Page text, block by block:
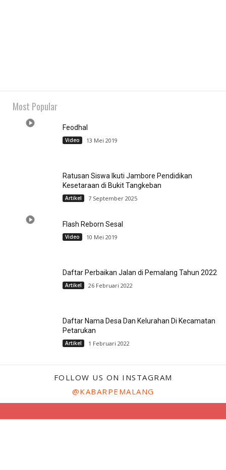
Most Popular
Feodhal
Video 13 Mei 2019
Ratusan Siswa Ikuti Jambore Pendidikan
Kesetaraan di Bukit Tangkeban
Artikel 7 September 2025
Flash Reborn Sesal
Video 10 Mei 2019
Daftar Perbaikan Jalan di Pemalang Tahun 2022
Artikel 26 Februari 2022
Daftar Nama Desa Dan Kelurahan Di Kecamatan
Petarukan
Artikel 1 Februari 2022
FOLLOW US ON INSTAGRAM
@KABARPEMALANG